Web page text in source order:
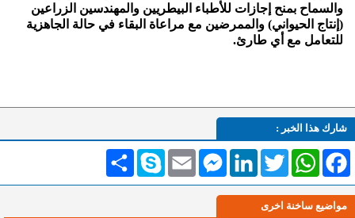
والسماح بمنح إجازات للأطباء البيطريين والمهندسين الزراعين
(إنتاج الحيواني) والممرضين مع مراعاة البقاء في حالة الجاهزية
للتعامل مع أي طارئ.
شارك هذا الخبر :
انشر Skype Email
MessengerLinkedInTwitterWhatsAppFacebook
مواضيع ساخنة اخرى